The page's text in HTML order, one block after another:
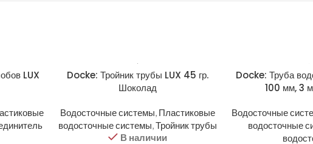
LUX
Docke: Тройник трубы LUX 45 гр.
Шоколад
Водосточные системы, Пластиковые
водосточные системы,Тройник трубы
В наличии
Docke: Труба
100 мм, 3
Водосточные
водосточные